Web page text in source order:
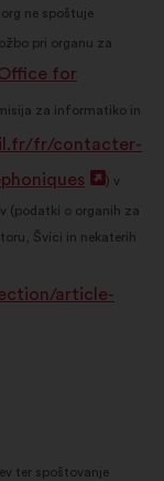
ne spoštuje
pri organu za
for
za informatiko in
fr/contacter-
Odpri
v
) v
(podatki o organih za
Švici in nekaterih
article-
ter spoštovanje